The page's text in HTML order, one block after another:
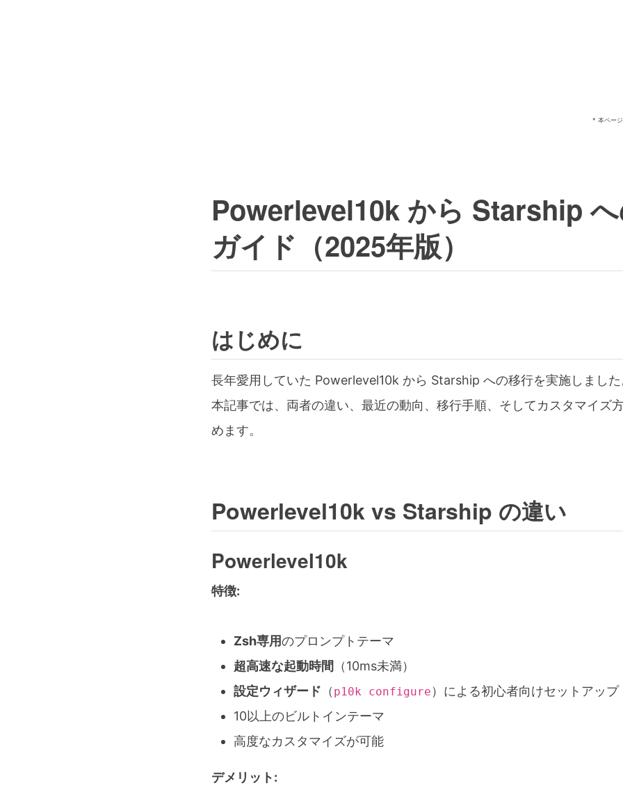
* 本ペー
Powerlevel10k から Starship
ガイド（2025年版）
はじめに
長年愛用していた Powerlevel10k から Starship への移行を実施しました
本記事では、両者の違い、最近の動向、移行手順、そしてカスタマイズ
めます。
Powerlevel10k vs Starship の違い
Powerlevel10k
特徴:
Zsh専用のプロンプトテーマ
超高速な起動時間 （10ms未満）
設定ウィザード （ p10k configure ）による初心者向けセットアップ
10以上のビルトインテーマ
高度なカスタマイズが可能
デメリット: